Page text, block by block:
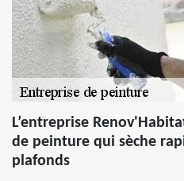
L’entreprise
de peinture qui sèche
plafonds